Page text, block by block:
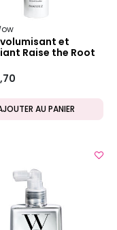
et
Raise the Root
AU PANIER